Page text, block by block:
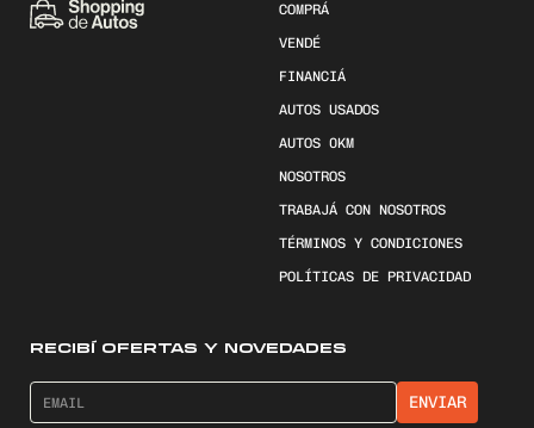
COMPRÁ
VENDÉ
FINANCIÁ
AUTOS USADOS
AUTOS 0KM
NOSOTROS
TRABAJÁ CON NOSOTROS
TÉRMINOS Y CONDICIONES
POLÍTICAS DE PRIVACIDAD
RECIBÍ OFERTAS Y NOVEDADES